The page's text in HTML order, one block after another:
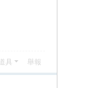
具 舉報